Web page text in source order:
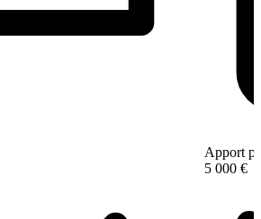
Apport
5 000 €